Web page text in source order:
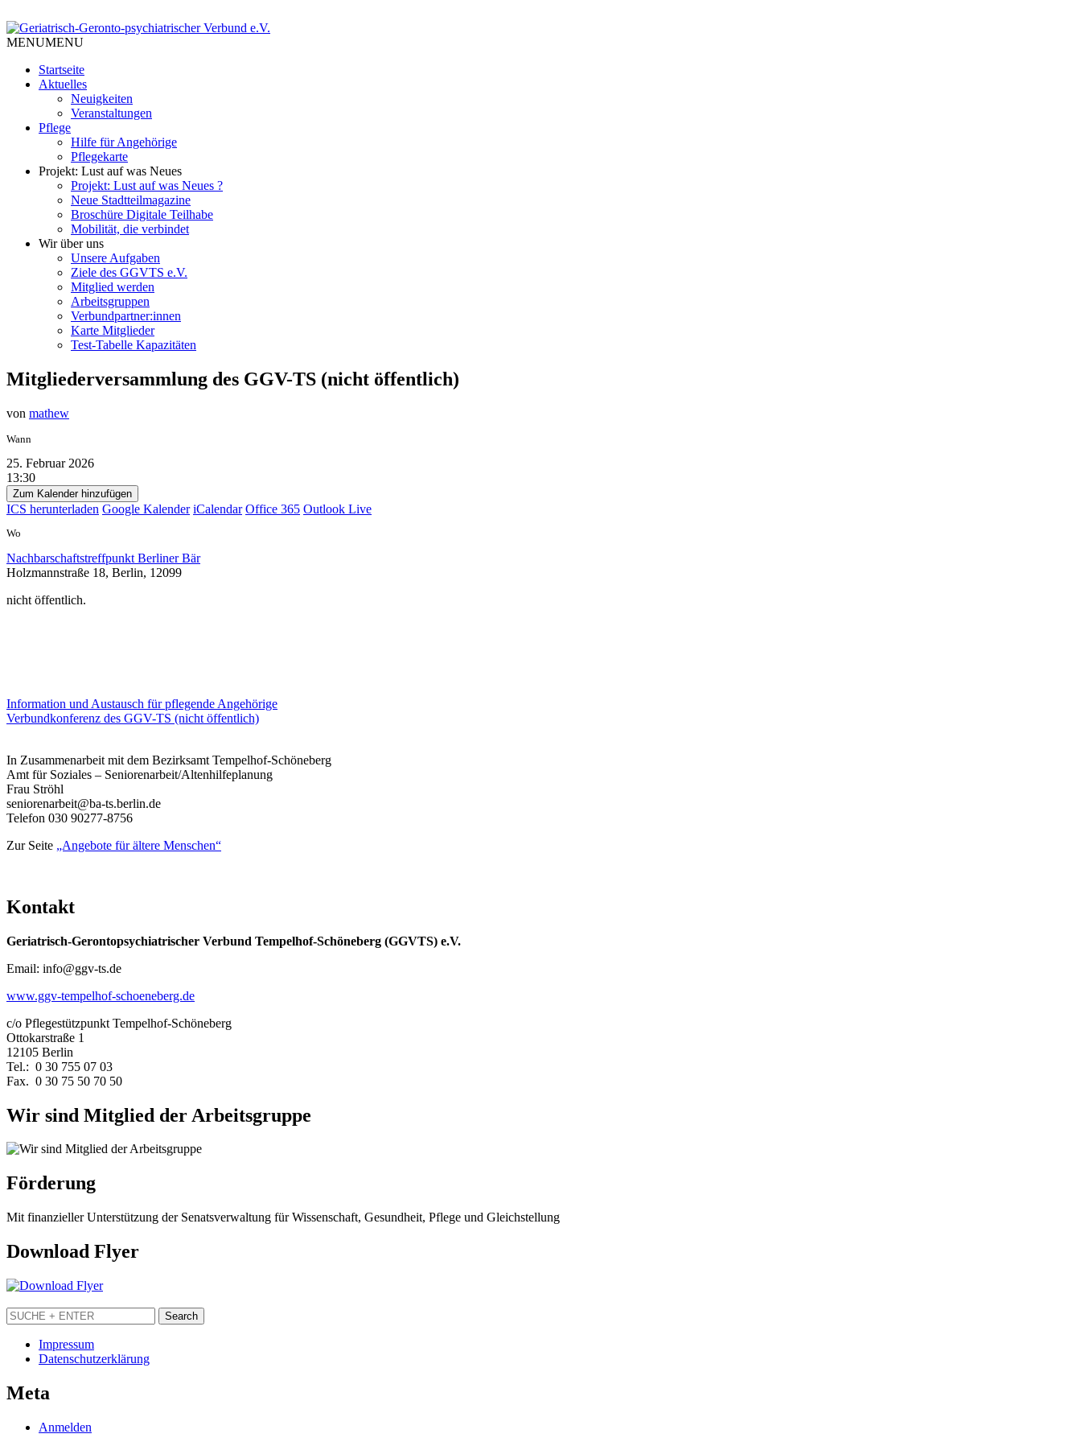
to
content
Geriatrisch-Geronto-psychiatrischer Verbund e.V.
Tempelhof Schöneberg
MENUMENU
Startseite
Aktuelles
Neuigkeiten
Veranstaltungen
Pflege
Hilfe für Angehörige
Pflegekarte
Projekt: Lust auf was Neues
Projekt: Lust auf was Neues ?
Neue Stadtteilmagazine
Broschüre Digitale Teilhabe
Mobilität, die verbindet
Wir über uns
Unsere Aufgaben
Ziele des GGVTS e.V.
Mitglied werden
Arbeitsgruppen
Verbundpartner:innen
Karte Mitglieder
Test-Tabelle Kapazitäten
Mitgliederversammlung des GGV-TS (nicht öffentlich)
von mathew
Wann
25. Februar 2026
13:30
Zum Kalender hinzufügen
ICS herunterladen Google Kalender iCalendar Office 365 Outlook Live
Wo
Nachbarschaftstreffpunkt Berliner Bär
Holzmannstraße 18, Berlin, 12099
nicht öffentlich.
Beitragsnavigation
Information und Austausch für pflegende Angehörige
Verbundkonferenz des GGV-TS (nicht öffentlich)
In Zusammenarbeit mit dem Bezirksamt Tempelhof-Schöneberg
Amt für Soziales – Seniorenarbeit/Altenhilfeplanung
Frau Ströhl
seniorenarbeit@ba-ts.berlin.de
Telefon 030 90277-8756
Zur Seite „Angebote für ältere Menschen“
Kontakt
Geriatrisch-Gerontopsychiatrischer Verbund Tempelhof-Schöneberg (GGVTS) e.V.
Email: info@ggv-ts.de
www.ggv-tempelhof-schoeneberg.de
c/o Pflegestützpunkt Tempelhof-Schöneberg
Ottokarstraße 1
12105 Berlin
Tel.: 0 30 755 07 03
Fax. 0 30 75 50 70 50
Wir sind Mitglied der Arbeitsgruppe
Förderung
Mit finanzieller Unterstützung der Senatsverwaltung für Wissenschaft, Gesundheit, Pflege und Gleichstellung
Download Flyer
Impressum
Datenschutzerklärung
Meta
Anmelden